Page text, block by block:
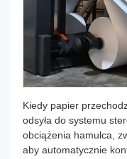
Kiedy papier
odsyła do systemu
obciążenia hamulca,
aby automatycznie